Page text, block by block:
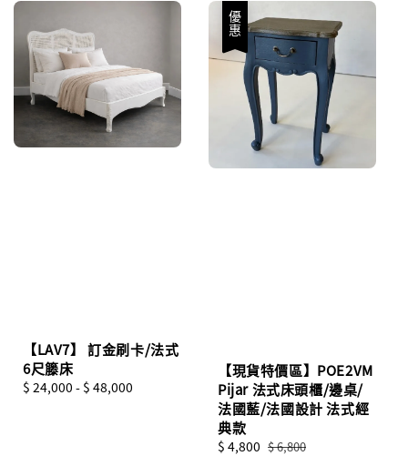
【LAV7】 訂金刷卡/法式
6尺籐床
Regular
$ 24,000 - $ 48,000
優惠
【現貨特價區】POE2VM
Pijar 法式床頭櫃/邊桌/
法國藍/法國設計 法式經
典款
Sale
$ 4,800 Regular
$ 6,800